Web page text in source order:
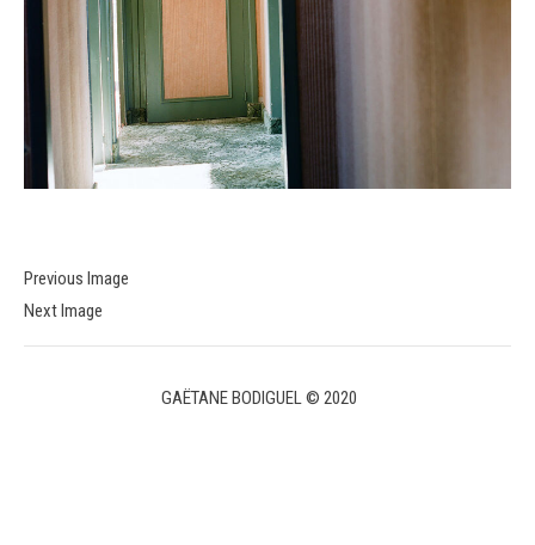
Previous Image
Next Image
GAËTANE BODIGUEL © 2020